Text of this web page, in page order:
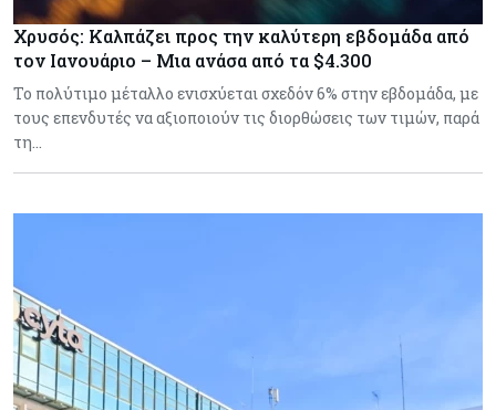
Χρυσός: Καλπάζει προς την καλύτερη εβδομάδα από
τον Ιανουάριο – Μια ανάσα από τα $4.300
Το πολύτιμο μέταλλο ενισχύεται σχεδόν 6% στην εβδομάδα, με
τους επενδυτές να αξιοποιούν τις διορθώσεις των τιμών, παρά
τη…